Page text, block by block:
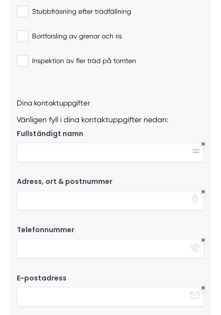
Stubbfräsning efter trädfällning
Bortforsling av grenar och ris
Inspektion av fler träd på tomten
Dina kontaktuppgifter
Vänligen fyll i dina kontaktuppgifter nedan:
Fullständigt namn
Adress, ort & postnummer
Telefonnummer
E-postadress